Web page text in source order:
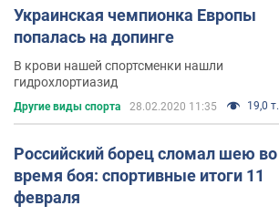
Украинская чемпионка Европы
попалась на допинге
В крови нашей спортсменки нашли
гидрохлортиазид
Другие виды спорта 28.02.2020 11:35 19,0 т.
Российский борец сломал шею во
время боя: спортивные итоги 11
февраля